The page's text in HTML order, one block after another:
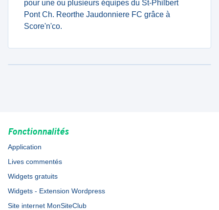
pour une ou plusieurs équipes du St-Philbert
Pont Ch. Reorthe Jaudonniere FC grâce à
Score'n'co.
Fonctionnalités
Application
Lives commentés
Widgets gratuits
Widgets - Extension Wordpress
Site internet MonSiteClub